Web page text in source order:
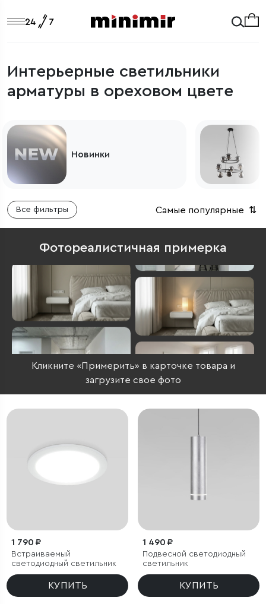
Интерьерные светильники
арматуры в ореховом цвете
Новинки
Все фильтры Самые популярные ⇅
Фотореалистичная примерка
Кликните «Примерить» в карточке товара и
загрузите свое фото
1 790 ₽
Встраиваемый
светодиодный светильник
КУПИТЬ
1 490 ₽
Подвесной светодиодный
светильник
КУПИТЬ